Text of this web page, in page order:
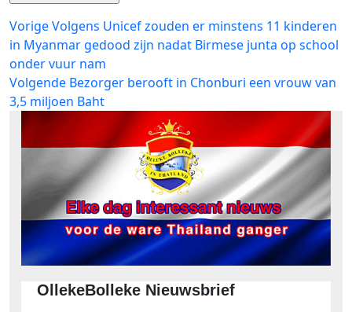
Bericht
navigatie
VorigeVorig
bericht:
Volgens Unicef zouden er minstens 11 kinderen
in Myanmar gedood zijn nadat Birmese junta op school
onder vuur nam
Volgende Volgend
bericht:
Bezorger berooft in Chonburi een vrouw van
3,5 miljoen Baht
OllekeBolleke Nieuwsbrief